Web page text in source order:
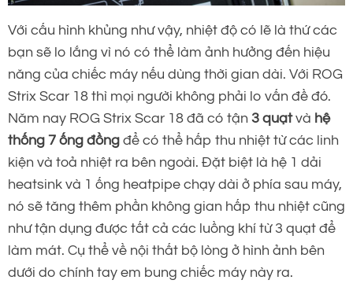
Với cấu hình khủng như vậy, nhiệt độ có lẽ là thứ các
bạn sẽ lo lắng vì nó có thể làm ảnh hưởng đến hiệu
năng của chiếc máy nếu dùng thời gian dài. Với ROG
Strix Scar 18 thì mọi người không phải lo vấn đề đó.
Năm nay ROG Strix Scar 18 đã có tận 3 quạtvà hệ
thống 7 ống đồng để có thể hấp thu nhiệt từ các linh
kiện và toả nhiệt ra bên ngoài. Đặt biệt là hệ 1 dải
heatsink và 1 ống heatpipe chạy dài ở phía sau máy,
nó sẽ tăng thêm phần không gian hấp thu nhiệt cũng
như tận dụng được tất cả các luồng khí từ 3 quạt để
làm mát. Cụ thể về nội thất bộ lòng ở hình ảnh bên
dưới do chính tay em bung chiếc máy này ra.